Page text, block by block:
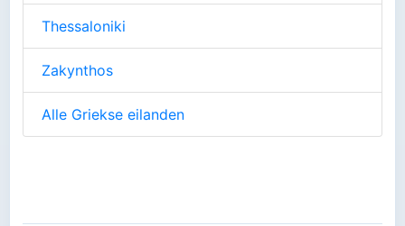
Thessaloniki
Zakynthos
Alle Griekse eilanden